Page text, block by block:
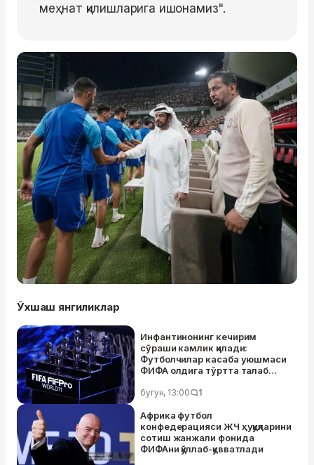
меҳнат қилишларига ишонамиз".
Ўхшаш янгиликлар
Инфантинонинг кечирим
сўраши камлик қилади:
Футболчилар касаба уюшмаси
ФИФА олдига тўртта талаб
бугун, 13:00 1
Африка футбол
конфедерацияси ЖЧ ҳуқуқларини
сотиш жанжали фонида
ФИФАни қўллаб-қувватлади